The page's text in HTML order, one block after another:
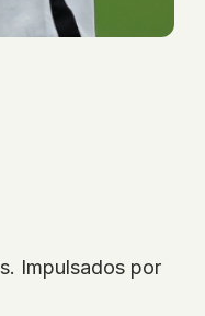
Impulsados por